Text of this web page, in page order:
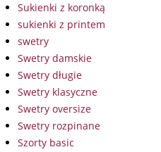
Sukienki z koronką
sukienki z printem
swetry
Swetry damskie
Swetry długie
Swetry klasyczne
Swetry oversize
Swetry rozpinane
Szorty basic